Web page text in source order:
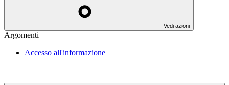
Vedi azioni
Argomenti
Accesso all'informazione